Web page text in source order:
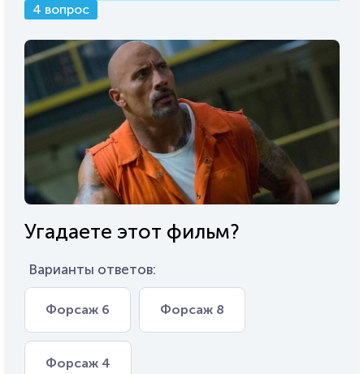
4 вопрос
Угадаете этот фильм?
Варианты ответов:
Форсаж 6 Форсаж 8
Форсаж 4